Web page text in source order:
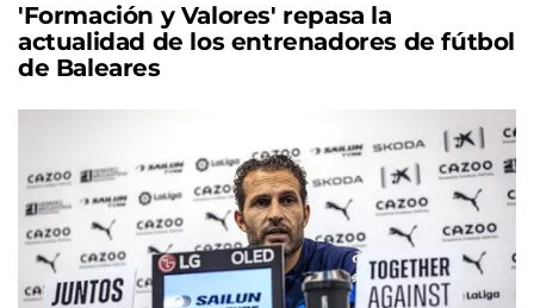
'Formación y Valores' repasa la
actualidad de los entrenadores de fútbol
de Baleares